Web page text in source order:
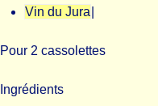
Vin du Jura
Pour 2 cassolettes
Ingrédients